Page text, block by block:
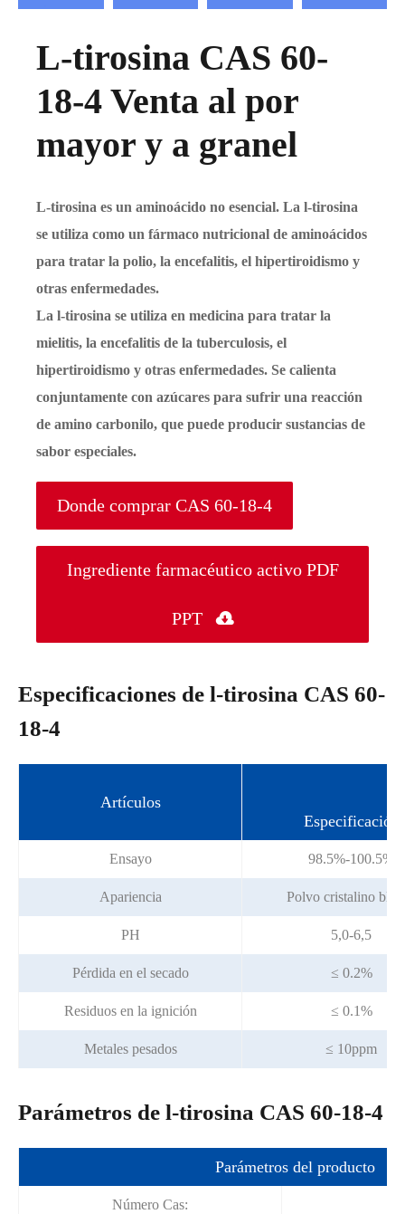
L-tirosina CAS 60-
18-4 Venta al por
mayor y a granel
L-tirosina es un aminoácido no esencial. La l-tirosina
se utiliza como un fármaco nutricional de aminoácidos
para tratar la polio, la encefalitis, el hipertiroidismo y
otras enfermedades.
La l-tirosina se utiliza en medicina para tratar la
mielitis, la encefalitis de la tuberculosis, el
hipertiroidismo y otras enfermedades. Se calienta
conjuntamente con azúcares para sufrir una reacción
de amino carbonilo, que puede producir sustancias de
sabor especiales.
Donde comprar CAS 60-18-4
Ingrediente farmacéutico activo PDF
PPT 
Especificaciones de l-tirosina CAS 60-
18-4
Artículos
Especificación
Ensayo 98.5%-100.5%
Apariencia Polvo cristalino
PH 5,0-6,5
Pérdida en el secado ≤ 0.2%
Residuos en la ignición ≤ 0.1%
Metales pesados ≤ 10ppm
Parámetros de l-tirosina CAS 60-18-4
Parámetros del producto
Número Cas: